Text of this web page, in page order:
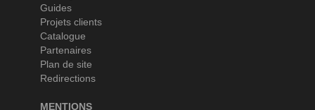
Guides
Projets clients
Catalogue
Partenaires
Plan de site
Redirections
MENTIONS